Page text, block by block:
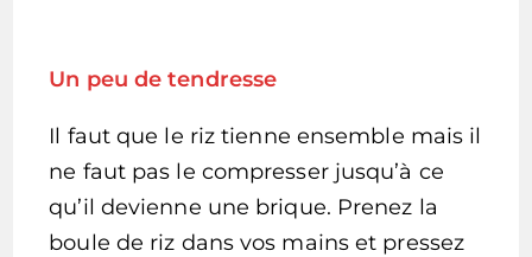
Un peu de tendresse
Il faut que le riz tienne ensemble mais il
ne faut pas le compresser jusqu’à ce
qu’il devienne une brique. Prenez la
boule de riz dans vos mains et pressez